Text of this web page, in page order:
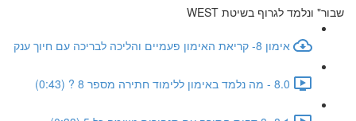
שבור" ונלמד לגרוף בשיטת WEST
אימון 8- קריאת האימון פעמיים והליכה לבריכה עם חיוך ענק
8.0 - מה נלמד באימון ללימוד חתירה מספר 8 ? (0:43)